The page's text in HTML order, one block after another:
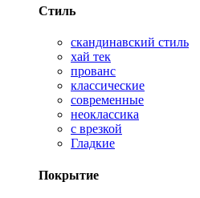
Стиль
скандинавский стиль
хай тек
прованс
классические
современные
неоклассика
с врезкой
Гладкие
Покрытие